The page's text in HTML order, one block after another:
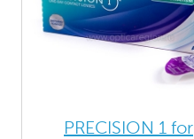
PRECISION 1 for